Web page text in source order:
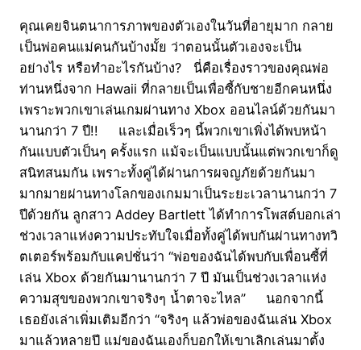
คุณเคยจินตนาการภาพของตัวเองในวันที่อายุมาก กลาย
เป็นพ่อคนแม่คนกันบ้างมั้ย ว่าตอนนั้นตัวเองจะเป็น
อย่างไร หรือทำอะไรกันบ้าง? นี่คือเรื่องราวของคุณพ่อ
ท่านหนึ่งจาก Hawaii ที่กลายเป็นเพื่อซี้กับชายอีกคนหนึ่ง
เพราะพวกเขาเล่นเกมผ่านทาง Xbox ออนไลน์ด้วยกันมา
นานกว่า 7 ปี!! และเมื่อเร็วๆ นี้พวกเขาเพิ่งได้พบหน้า
กันแบบตัวเป็นๆ ครั้งแรก แม้จะเป็นแบบนั้นแต่พวกเขาก็ดู
สนิทสนมกัน เพราะทั้งคู่ได้ผ่านการผจญภัยด้วยกันมา
มากมายผ่านทางโลกของเกมมาเป็นระยะเวลานานกว่า 7
ปีด้วยกัน ลูกสาว Addey Bartlett ได้ทำการโพสต์บอกเล่า
ช่วงเวลาแห่งความประทับใจเมื่อทั้งคู่ได้พบกันผ่านทางทวิ
ตเตอร์พร้อมกับแคปชั่นว่า “พ่อของฉันได้พบกับเพื่อนซี้ที่
เล่น Xbox ด้วยกันมานานกว่า 7 ปี มันเป็นช่วงเวลาแห่ง
ความสุขของพวกเขาจริงๆ น้ำตาจะไหล” นอกจากนี้
เธอยังเล่าเพิ่มเติมอีกว่า “จริงๆ แล้วพ่อของฉันเล่น Xbox
มาแล้วหลายปี แม่ของฉันเองก็บอกให้เขาเลิกเล่นมาตั้ง